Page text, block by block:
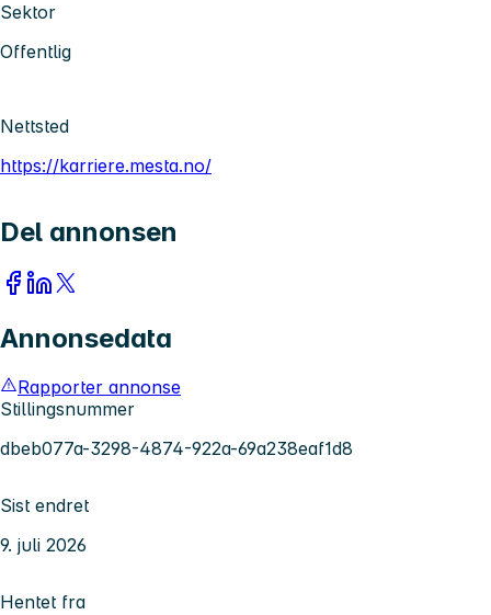
Sektor
Offentlig
Nettsted
https://karriere.mesta.no/
Del annonsen
Annonsedata
Rapporter annonse
Stillingsnummer
dbeb077a-3298-4874-922a-69a238eaf1d8
Sist endret
9. juli 2026
Hentet fra